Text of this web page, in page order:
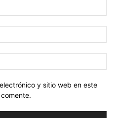
y sitio web en este